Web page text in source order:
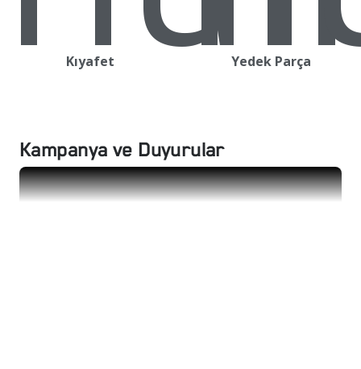
Kıyafet Yedek Parça
Kampanya ve Duyurular